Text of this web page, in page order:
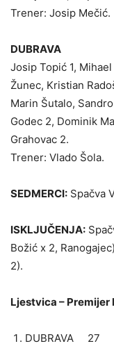
Trener: Josip Mečić.
DUBRAVA
Josip Topić 1,
Žunec, Kristian
Marin Šutalo,
Godec 2, Dominik
Grahovac 2.
Trener: Vlado Šola.
SEDMERCI: Spačva
ISKLJUČENJA:
Božić x 2,
2).
Ljestvica – Premijer
DUBRAVA 27